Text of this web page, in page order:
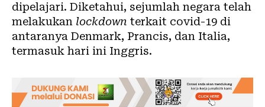
dipelajari. Diketahui, sejumlah negara telah
melakukan lockdown terkait covid-19 di
antaranya Denmark, Prancis, dan Italia,
termasuk hari ini Inggris.